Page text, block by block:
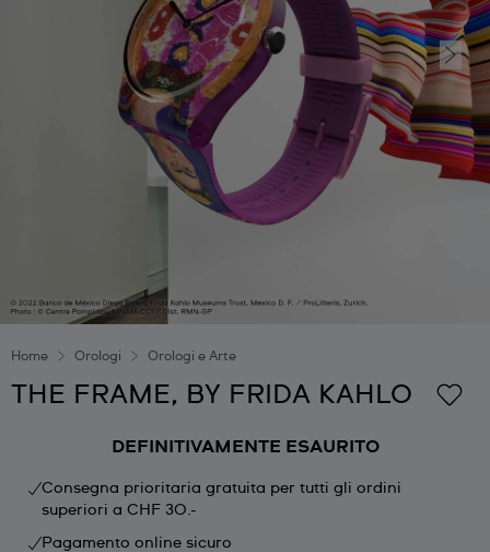
Home Orologi Orologi e Arte
THE FRAME, BY FRIDA KAHLO
DEFINITIVAMENTE ESAURITO
Consegna prioritaria gratuita per tutti gli ordini
superiori a CHF 30.-
Pagamento online sicuro